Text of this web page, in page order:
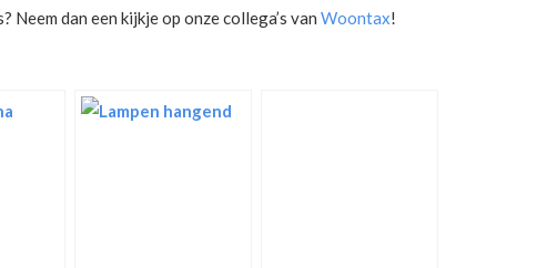
dan een kijkje op onze collega’s van Woontax!